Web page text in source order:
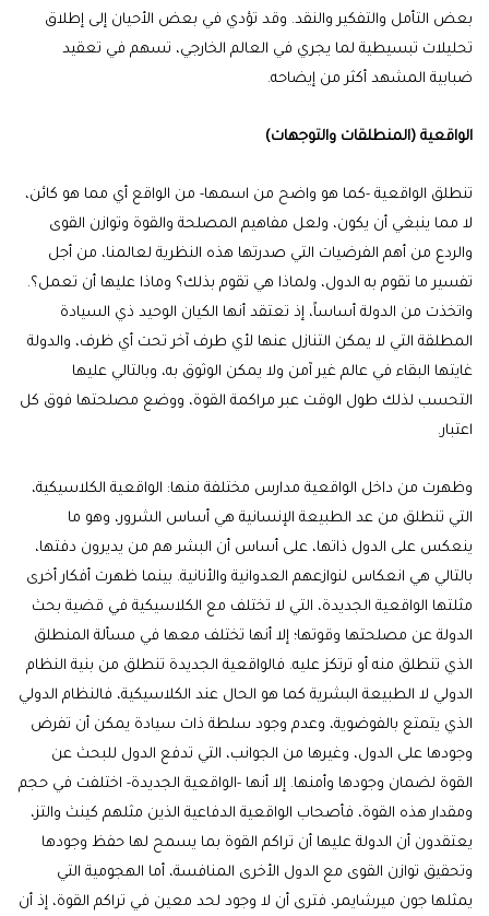
بعض التأمل والتفكير والنقد. وقد تؤدي في بعض الأحيان إلى إطلاق
تحليلات تبسيطية لما يجري في العالم الخارجي، تسهم في تعقيد
ضبابية المشهد أكثر من إيضاحه.
الواقعية (المنطلقات والتوجهات)
تنطلق الواقعية -كما هو واضح من اسمها- من الواقع أي مما هو كائن،
لا مما ينبغي أن يكون، ولعل مفاهيم المصلحة والقوة وتوازن القوى
والردع من أهم الفرضيات التي صدرتها هذه النظرية لعالمنا، من أجل
تفسير ما تقوم به الدول، ولماذا هي تقوم بذلك؟ وماذا عليها أن تعمل؟.
واتخذت من الدولة أساساً، إذ تعتقد أنها الكيان الوحيد ذي السيادة
المطلقة التي لا يمكن التنازل عنها لأي طرف آخر تحت أي ظرف، والدولة
غايتها البقاء في عالم غير آمن ولا يمكن الوثوق به، وبالتالي عليها
التحسب لذلك طول الوقت عبر مراكمة القوة، ووضع مصلحتها فوق كل
اعتبار.
وظهرت من داخل الواقعية مدارس مختلفة منها: الواقعية الكلاسيكية،
التي تنطلق من عد الطبيعة الإنسانية هي أساس الشرور، وهو ما
ينعكس على الدول ذاتها، على أساس أن البشر هم من يديرون دفتها،
بالتالي هي انعكاس لنوازعهم العدوانية والأنانية. بينما ظهرت أفكار أخرى
مثلتها الواقعية الجديدة، التي لا تختلف مع الكلاسيكية في قضية بحث
الدولة عن مصلحتها وقوتها؛ إلا أنها تختلف معها في مسألة المنطلق
الذي تنطلق منه أو ترتكز عليه. فالواقعية الجديدة تنطلق من بنية النظام
الدولي لا الطبيعة البشرية كما هو الحال عند الكلاسيكية، فالنظام الدولي
الذي يتمتع بالفوضوية، وعدم وجود سلطة ذات سيادة يمكن أن تفرض
وجودها على الدول، وغيرها من الجوانب، التي تدفع الدول للبحث عن
القوة لضمان وجودها وأمنها. إلا أنها -الواقعية الجديدة- اختلفت في حجم
ومقدار هذه القوة، فأصحاب الواقعية الدفاعية الذين مثلهم كينث والتز،
يعتقدون أن الدولة عليها أن تراكم القوة بما يسمح لها حفظ وجودها
وتحقيق توازن القوى مع الدول الأخرى المنافسة، أما الهجومية التي
يمثلها جون ميرشايمر، فترى أن لا وجود لحد معين في تراكم القوة، إذ أن